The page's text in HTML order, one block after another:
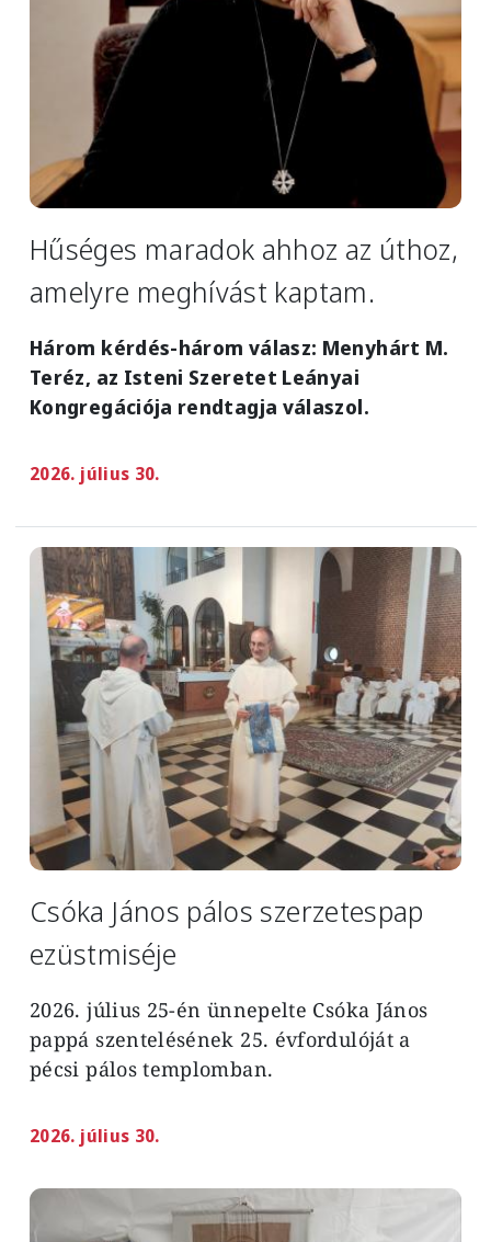
Hűséges maradok ahhoz az úthoz,
amelyre meghívást kaptam.
Három kérdés-három válasz: Menyhárt M.
Teréz, az Isteni Szeretet Leányai
Kongregációja rendtagja válaszol.
2026. július 30.
Image
Csóka János pálos szerzetespap
ezüstmiséje
2026. július 25-én ünnepelte Csóka János
pappá szentelésének 25. évfordulóját a
pécsi pálos templomban.
2026. július 30.
Image